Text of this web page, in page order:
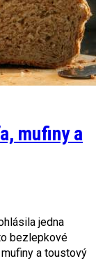
mufiny a
jedna
bezlepkové
a toustový